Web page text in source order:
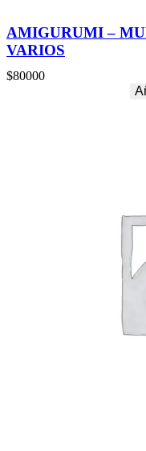
AMIGURUMI –
VARIOS
$80000